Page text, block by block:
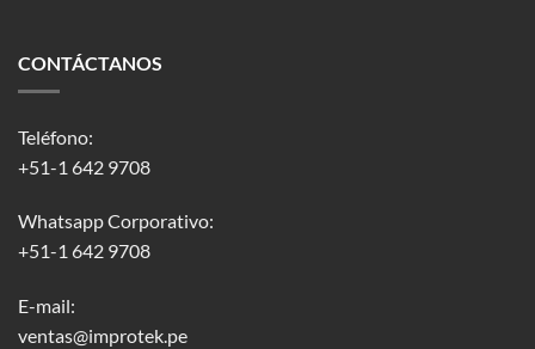
CONTÁCTANOS
Teléfono:
+51-1 642 9708
Whatsapp Corporativo:
+51-1 642 9708
E-mail:
ventas@improtek.pe